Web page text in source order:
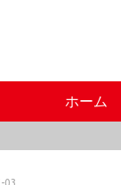
ホーム